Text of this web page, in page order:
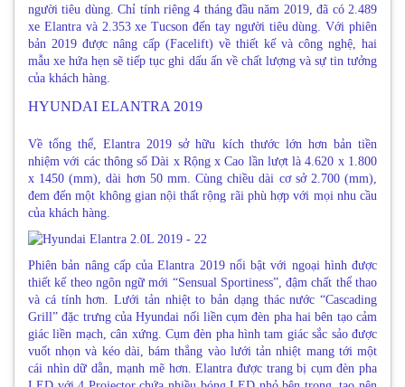
người tiêu dùng. Chỉ tính riêng 4 tháng đầu năm 2019, đã có 2.489
xe Elantra và 2.353 xe Tucson đến tay người tiêu dùng. Với phiên
bản 2019 được nâng cấp (Facelift) về thiết kế và công nghệ, hai
mẫu xe hứa hẹn sẽ tiếp tục ghi dấu ấn về chất lượng và sự tin tưởng
của khách hàng.
HYUNDAI ELANTRA 2019
Về tổng thể, Elantra 2019 sở hữu kích thước lớn hơn bản tiền
nhiệm với các thông số Dài x Rộng x Cao lần lượt là 4.620 x 1.800
x 1450 (mm), dài hơn 50 mm. Cùng chiều dài cơ sở 2.700 (mm),
đem đến một không gian nội thất rộng rãi phù hợp với mọi nhu cầu
của khách hàng.
Phiên bản nâng cấp của Elantra 2019 nổi bật với ngoại hình được
thiết kế theo ngôn ngữ mới “Sensual Sportiness”, đậm chất thể thao
và cá tính hơn. Lưới tản nhiệt to bản dạng thác nước “Cascading
Grill” đặc trưng của Hyundai nối liền cụm đèn pha hai bên tạo cảm
giác liền mạch, cân xứng. Cụm đèn pha hình tam giác sắc sảo được
vuốt nhọn và kéo dài, bám thẳng vào lưới tản nhiệt mang tới một
cái nhìn dữ dằn, mạnh mẽ hơn. Elantra được trang bị cụm đèn pha